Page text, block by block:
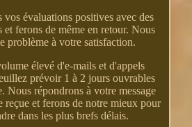
vos évaluations positives avec des
et ferons de même en retour. Nous
problème à votre satisfaction.
élevé d'e-mails et d'appels
prévoir 1 à 2 jours ouvrables
Nous répondrons à votre message
reçue et ferons de notre mieux pour
dans les plus brefs délais.